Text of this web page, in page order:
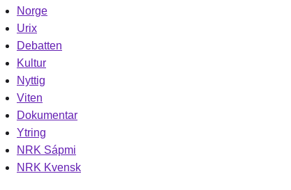
Norge
Urix
Debatten
Kultur
Nyttig
Viten
Dokumentar
Ytring
NRK Sápmi
NRK Kvensk